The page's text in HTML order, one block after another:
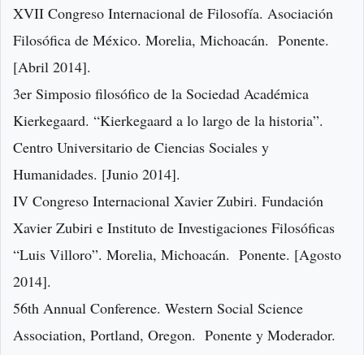
XVII Congreso Internacional de Filosofía. Asociación
Filosófica de México. Morelia, Michoacán. Ponente.
[Abril 2014].
3er Simposio filosófico de la Sociedad Académica
Kierkegaard. “Kierkegaard a lo largo de la historia”.
Centro Universitario de Ciencias Sociales y
Humanidades. [Junio 2014].
IV Congreso Internacional Xavier Zubiri. Fundación
Xavier Zubiri e Instituto de Investigaciones Filosóficas
“Luis Villoro”. Morelia, Michoacán. Ponente. [Agosto
2014].
56th Annual Conference. Western Social Science
Association, Portland, Oregon. Ponente y Moderador.